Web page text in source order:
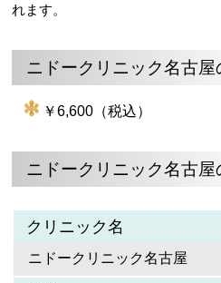
れます。
ニドークリニック名古
￥6,600（税込）
ニドークリニック名古屋
クリニック名
ニドークリニック名古屋